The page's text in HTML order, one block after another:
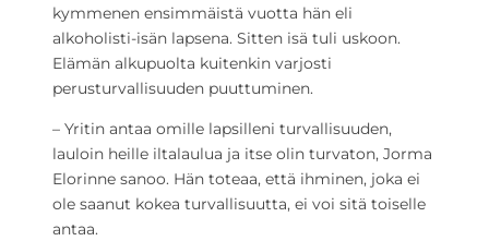
kymmenen ensimmäistä vuotta hän eli
alkoholisti-isän lapsena. Sitten isä tuli uskoon.
Elämän alkupuolta kuitenkin varjosti
perusturvallisuuden puuttuminen.
– Yritin antaa omille lapsilleni turvallisuuden,
lauloin heille iltalaulua ja itse olin turvaton, Jorma
Elorinne sanoo. Hän toteaa, että ihminen, joka ei
ole saanut kokea turvallisuutta, ei voi sitä toiselle
antaa.